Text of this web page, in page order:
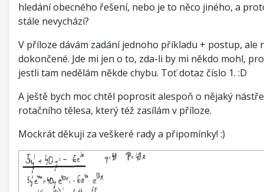
hledání obecného řešení, nebo je to něco jiného, a
stále nevychází?
V příloze dávám zadání jednoho příkladu + postup, ale
dokončené. Jde mi jen o to, zda-li by mi někdo mohl,
jestli tam nedělám někde chybu. Toť dotaz číslo 1. :D
A ještě bych moc chtěl poprosit alespoň o nějaký
rotačního tělesa, který též zasílám v příloze.
Mockrát děkuji za veškeré rady a připomínky! :)